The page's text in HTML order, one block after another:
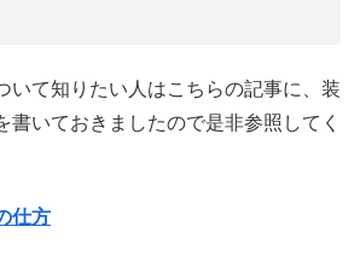
いて知りたい人はこちらの記事に、装
書いておきましたので是非参照してく
仕方